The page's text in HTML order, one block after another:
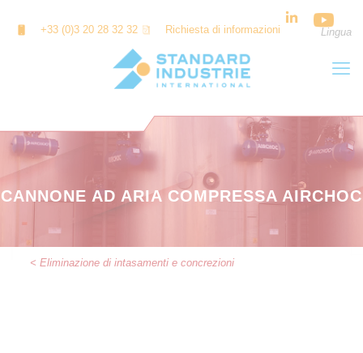
+33 (0)3 20 28 32 32 Richiesta di informazioni Lingua
CANNONE AD ARIA COMPRESSA AIRCHOC
< Eliminazione di intasamenti e concrezioni